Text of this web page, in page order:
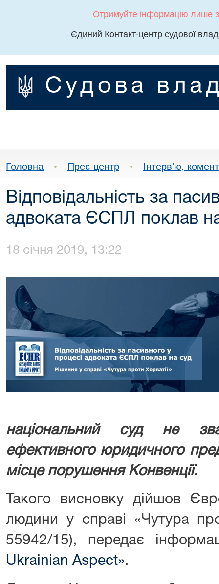
Отримуйте інформацію лише
Єдиний Контакт-центр судової
Судова
Головна • Прес-центр • Інтерв’ю,
Відповідальність за
адвоката ЄСПЛ поклав
18 січня 2019, 13:22
національний суд не
ефективного юридичного
місце порушення Конвенції.
Такого висновку дійшов
людини у справі «Чутура
55942/15), передає
Ukrainian Aspect».